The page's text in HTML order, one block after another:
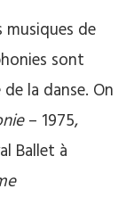
musiques de
sont
la danse. On
– 1975,
Ballet à